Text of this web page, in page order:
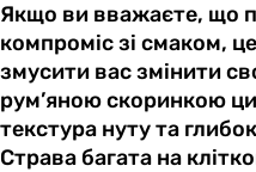
Якщо ви вважаєте, що
компроміс зі смаком,
змусити вас змінити
рум’яною скоринкою
текстура нуту та
Страва багата на